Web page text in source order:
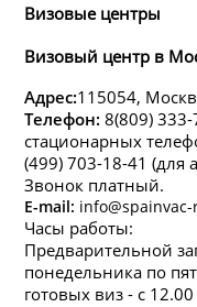
Визовые центры
Визовый центр в
Адрес:115054,
Телефон: 8(809)
стационарных
(499) 703-18-41
Звонок платный.
E-mail:
Часы работы:
Предварительной
понедельника по
готовых виз - с